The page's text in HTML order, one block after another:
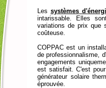
Les systèmes
intarissable. Elles
variations de prix que
coûteuse.
COPPAC est un
de professionnalisme,
engagements
est satisfait. C'est
générateur solaire
éprouvée.